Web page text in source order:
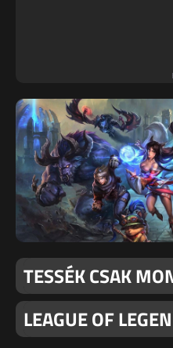
TESSÉK CSAK
LEAGUE OF